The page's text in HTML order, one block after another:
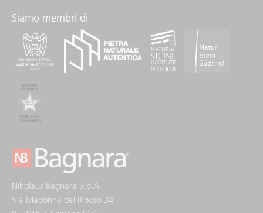
Siamo membri di
Nikolaus Bagnara S.p.A.
Via Madonna del Riposo 34